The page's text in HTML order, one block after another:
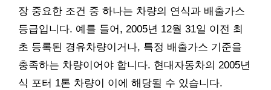
장 중요한 조건 중 하나는 차량의 연식과 배출가스
등급입니다. 예를 들어, 2005년 12월 31일 이전 최
초 등록된 경유차량이거나, 특정 배출가스 기준을
충족하는 차량이어야 합니다. 현대자동차의 2005년
식 포터 1톤 차량이 이에 해당될 수 있습니다.